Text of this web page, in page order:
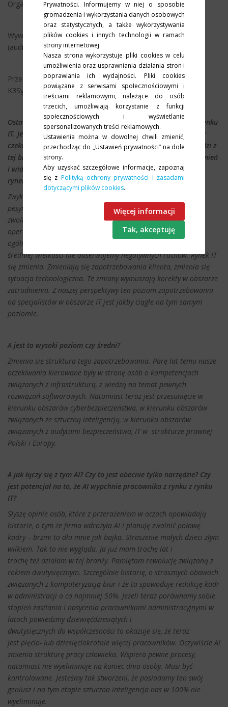
Prywatności. Informujemy w niej o sposobie
gromadzenia i wykorzystania danych osobowych
oraz statystycznych, a także wykorzystywania
plików cookies i innych technologii w ramach
strony internetowej.
Nasza strona wykorzystuje pliki cookies w celu
umożliwienia oraz usprawniania działania stron i
poprawiania ich wydajności. Pliki cookies
powiązane z serwisami społecznościowymi i
treściami reklamowymi, należące do osób
trzecich, umożliwiają korzystanie z funkcji
społecznościowych i wyświetlanie
spersonalizowanych treści reklamowych.
Ustawienia można w dowolnej chwili zmienić,
przechodząc do „Ustawień prywatności” na dole
strony.
Aby uzyskać szczegółowe informacje, zapoznaj
się z Polityką ochrony prywatności i zasadami
dotyczącymi plików cookies.
Więcej informacji
Organizator: Fundacja XBW
Wywiad do posłuchania tutaj
(audio):
https://www.youtube.com/watch?v=9wbty4ZtUnI
Przeczytaj cały wywiad z Michałem Kowalskim, prezesem
K3System.
Ostatnio w w debatach przebijają się dwie opinie na temat rynku
IT. Jedna z nich mówi, że na absolwentów kierunków IT praca
czeka wszędzie. Mamy do czynienia z wielkim popytem na ludzi z
tej branży. Drudzy zaś mówią, że branża=ę IT czeka fala zwolnień
i widmo bezrobocia. Jak to wygląda z pana perspektywy? Czy
rynek pracownika w IT się kończy?
Zwykle prawda pewnie jest gdzieś po środku. Słyszałem opinie
pesymistyczne, dotyczące informacji, że jest dużo planowanych
zwolnień, szczególnie wśród tych dużych
operatorów, hyperscalerów; firm, o zasięgu
ogólnoświatowym. Z mojej perspektywy, jako prezesa firmy o
średniej wielkości nie obserwujemy negatywnych ruchów. Rynek IT
się zmienia. Zmieniają się zapotrzebowania klienta, zmienia się
sytuacja technologiczna. Te zmiany wymuszają korekty w obszarze
zatrudnienia. Z naszej perspektywy ten poziom zapotrzebowania
na specjalistów w obszarze IT jest jakby ciągle na tym samym
poziomie.
A jest to wysoki poziom czy średni?
Zmienia się struktura tego zapotrzebowania. Parę lat temu nasze
oczekiwania kierowane były w stronę osób o kompetencjach
związanych z infrastrukturą, z wiedzą na temat pewnych
rozwiązań softwarowych. Natomiast teraz jest przesunięcie w
kierunku obszarów cyberbezpieczeństwa, w kierunku obszarów
związanych ze sztuczną inteligencją, w kierunku obszarów
związanych z audytami bezpieczeństwa, IT w strukturze prawnej
Polski i Europy.
A jak łączy się z tym AI? Czy to jest obecnie tylko narzędzie? Czy
jest potencjał na to, że AI wypchnie pracownika z rynku z rynku
IT?
Słyszę opinie osób, które z przerażeniem w oczach opowiadają
historie, o tym że firma wdrożyła AI i planuję zwolnić połowę
kadry – brzmi to dla mnie jak bajka. Straszenie małych dzieci złym
wilkiem. Tak to nie wygląda. Ja już mam trochę lat i
trochę też działam w tej branży. Pamiętam rewolucję związaną z
rokiem dwutysięcznym. Szczególnie historię, o strasznych obawach
związanych z komputeryzacją biur i że ta spowoduje redukcję kadr
w administracji o co najmniej 50%. Jeżeli teraz porównamy sobie
stopień zasilania i nasycenia pracownikami administracyjnymi w
latach powiedzmy dziewięćdziesiątych i
dwutysięcznych do współczesności to okazuje się, że teraz
jest pięcio- lub dziesięciokrotnie więcej pracowników. Oczywiście AI
zmienia strukturę pracy człowieka. Wspiera pewne procesy,
natomiast nie wyeliminuje na koniec dnia osoby. Musi być
kontrolowane. Jesteśmy tak stworzeni, że posiadamy ten swój
geniusz i na tym etapie sztuczna inteligencja nas w 100% nie
wyeliminuje.